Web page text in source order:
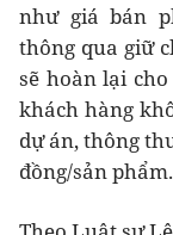
như giá bán
thông qua giữ
sẽ hoàn lại
khách hàng
dự án, thông
đồng/sản phẩm.